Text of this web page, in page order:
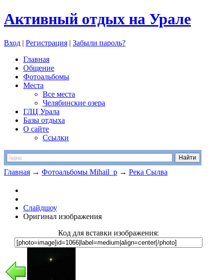
Активный отдых на Урале
Вход | Регистрация | Забыли пароль?
Главная
Общение
Фотоальбомы
Места
Все места
Челябинские озера
ГЛЦ Урала
Базы отдыха
О сайте
Ссылки
Главная → Фотоальбомы Mihail_p → Река Сылва
Слайдшоу
Оригинал изображения
Код для вставки изображения: